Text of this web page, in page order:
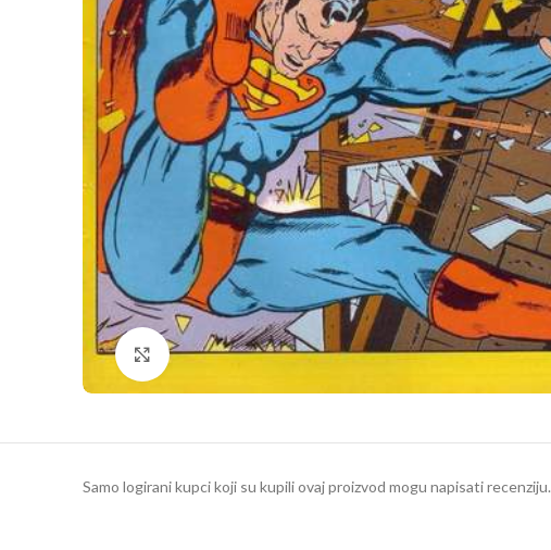
Klikni da povečaš
Samo logirani kupci koji su kupili ovaj proizvod mogu napisati recenziju.